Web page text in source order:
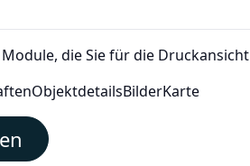
die Sie für die
ObjektdetailsBilderKarte